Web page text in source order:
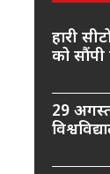
हारी
को सौंपी
29